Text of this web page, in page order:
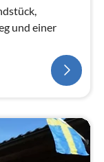
und einer